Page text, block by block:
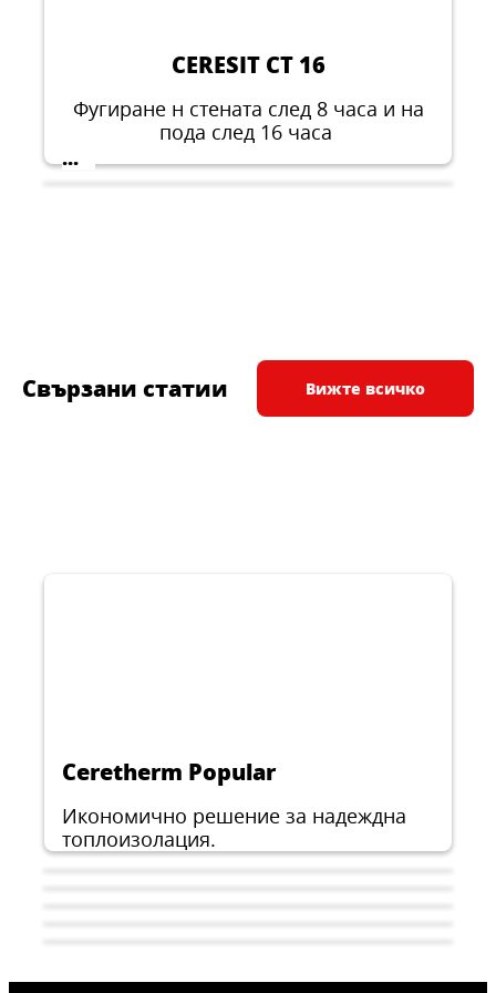
CERESIT CT 16
Фугиране н стената след 8 часа и на
пода след 16 часа
...
Свързани статии Вижте всичко
Ceretherm Popular
Икономично решение за надеждна
топлоизолация.